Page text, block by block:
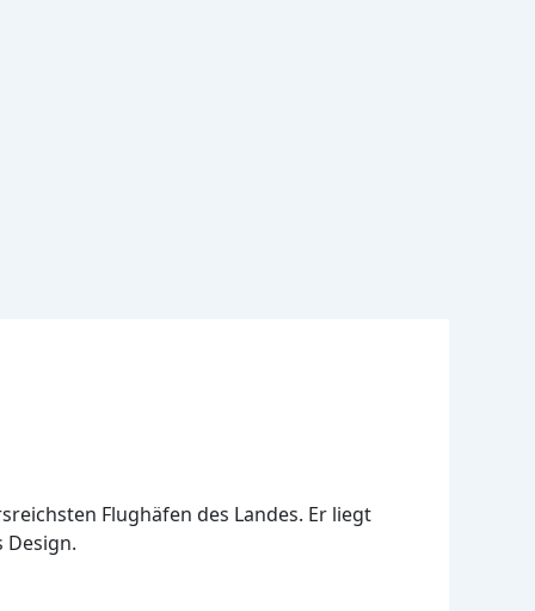
Flughäfen des Landes. Er liegt